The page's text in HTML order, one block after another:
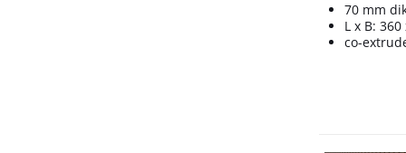
70 mm
L x B: 360
co-